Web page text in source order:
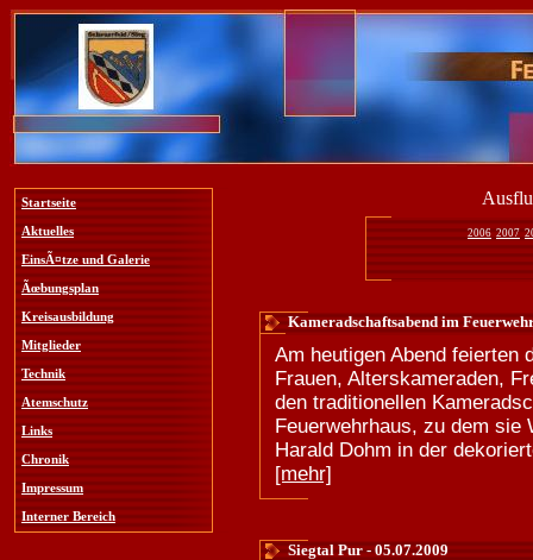
Startseite
Aktuelles
EinsÃ¤tze und Galerie
Ãœbungsplan
Kreisausbildung
Mitglieder
Technik
Atemschutz
Links
Chronik
Impressum
Interner Bereich
2006 2007
Kameradschaftsabend im
Am heutigen Abend feierten
Frauen, Alterskameraden,
den traditionellen
Feuerwehrhaus, zu dem sie
Harald Dohm in der
[mehr]
Siegtal Pur - 05.07.2009